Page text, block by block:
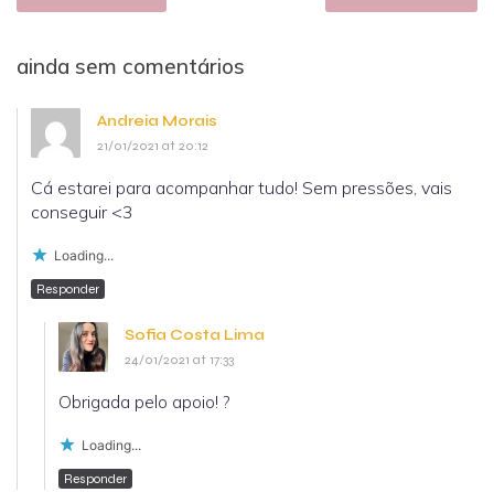
ainda sem comentários
Andreia Morais
21/01/2021 at 20:12
Cá estarei para acompanhar tudo! Sem pressões, vais
conseguir <3
Loading...
Responder
Sofia Costa Lima
24/01/2021 at 17:33
Obrigada pelo apoio! ?
Loading...
Responder